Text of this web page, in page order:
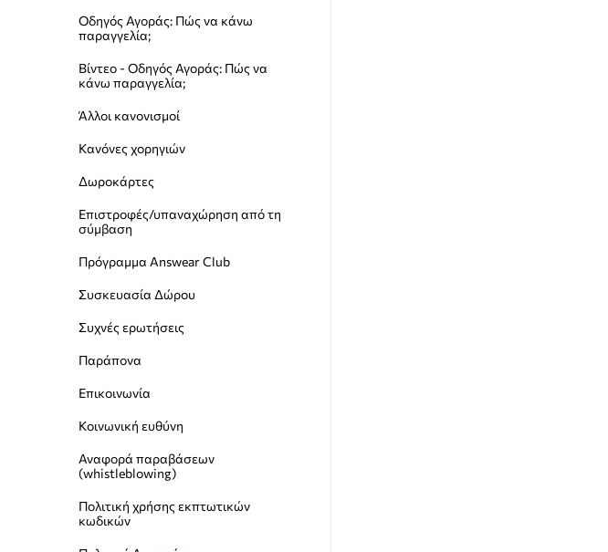
Οδηγός Αγοράς: Πώς να κάνω
παραγγελία;
Βίντεο - Οδηγός Αγοράς: Πώς να
κάνω παραγγελία;
Άλλοι κανονισμοί
Κανόνες χορηγιών
Δωροκάρτες
Επιστροφές/υπαναχώρηση από τη
σύμβαση
Πρόγραμμα Answear Club
Συσκευασία Δώρου
Συχνές ερωτήσεις
Παράπονα
Επικοινωνία
Κοινωνική ευθύνη
Αναφορά παραβάσεων
(whistleblowing)
Пολιτική χρήσης εκπτωτικών
κωδικών